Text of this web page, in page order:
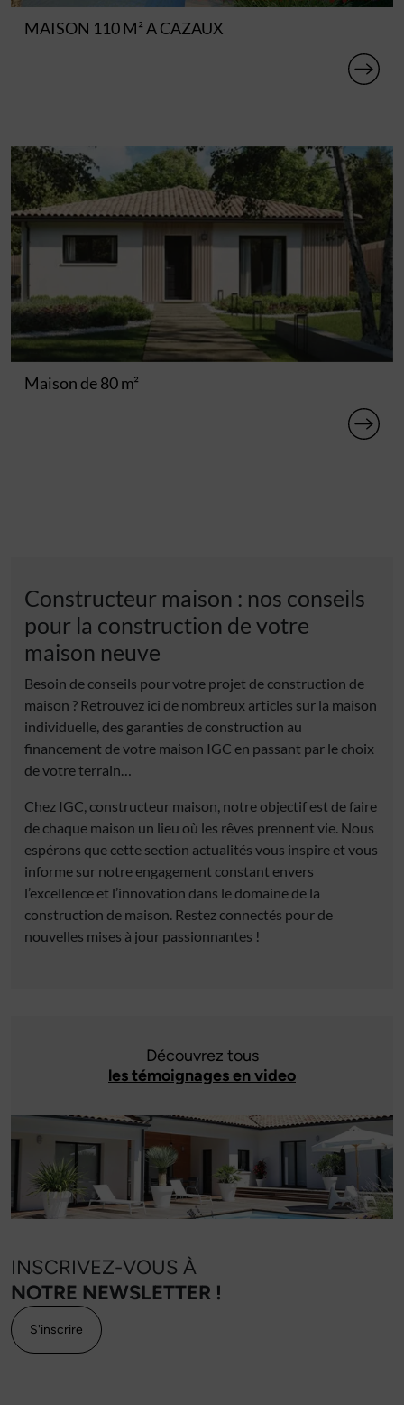
MAISON 110 M² A CAZAUX
Maison de 80 m²
Constructeur maison : nos conseils
pour la construction de votre
maison neuve
Besoin de conseils pour votre projet de construction de
maison ? Retrouvez ici de nombreux articles sur la maison
individuelle, des garanties de construction au
financement de votre maison IGC en passant par le choix
de votre terrain…
Chez IGC, constructeur maison, notre objectif est de faire
de chaque maison un lieu où les rêves prennent vie. Nous
espérons que cette section actualités vous inspire et vous
informe sur notre engagement constant envers
l’excellence et l’innovation dans le domaine de la
construction de maison. Restez connectés pour de
nouvelles mises à jour passionnantes !
Découvrez tous
les témoignages en video
INSCRIVEZ-VOUS À
NOTRE NEWSLETTER !
S'inscrire